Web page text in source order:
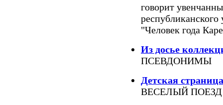
говорит
республиканского
"Человек года
Из досье
ПСЕВДОНИМЫ
Детская страница
ВЕСЕЛЫЙ ПОЕЗД